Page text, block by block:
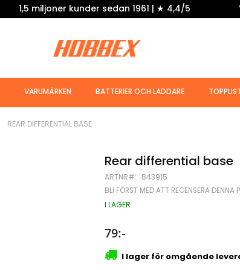
1,5 miljoner kunder sedan 1961 | ★ 4,4/5
VARUMÄRKEN BATTERIER OCH LADDARE
REAR DIFFERENTIAL BASE
Rear differential base
ARTNR 843915
BLI FÖRST MED ATT RECENSERA DENNA
I LAGER
79:-
I lager för omgående